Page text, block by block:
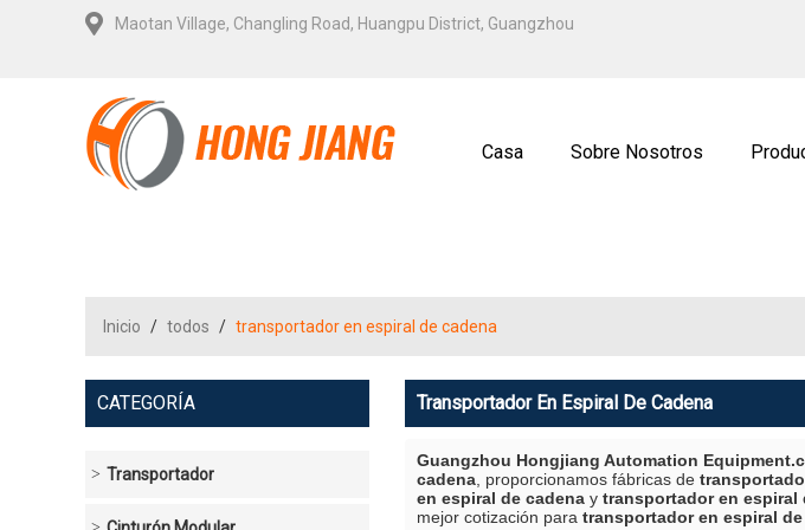
Maotan Village, Changling Road, Huangpu District, Guangzhou
Casa Sobre Nosotros
Inicio / todos / transportador en espiral de cadena
CATEGORÍA
Transportador
Transportador En Espiral De Cadena
Guangzhou Hongjiang Automation
cadena , proporcionamos fábricas de
en espiral de cadena y transportador en espiral
mejor cotización para transportador en espiral